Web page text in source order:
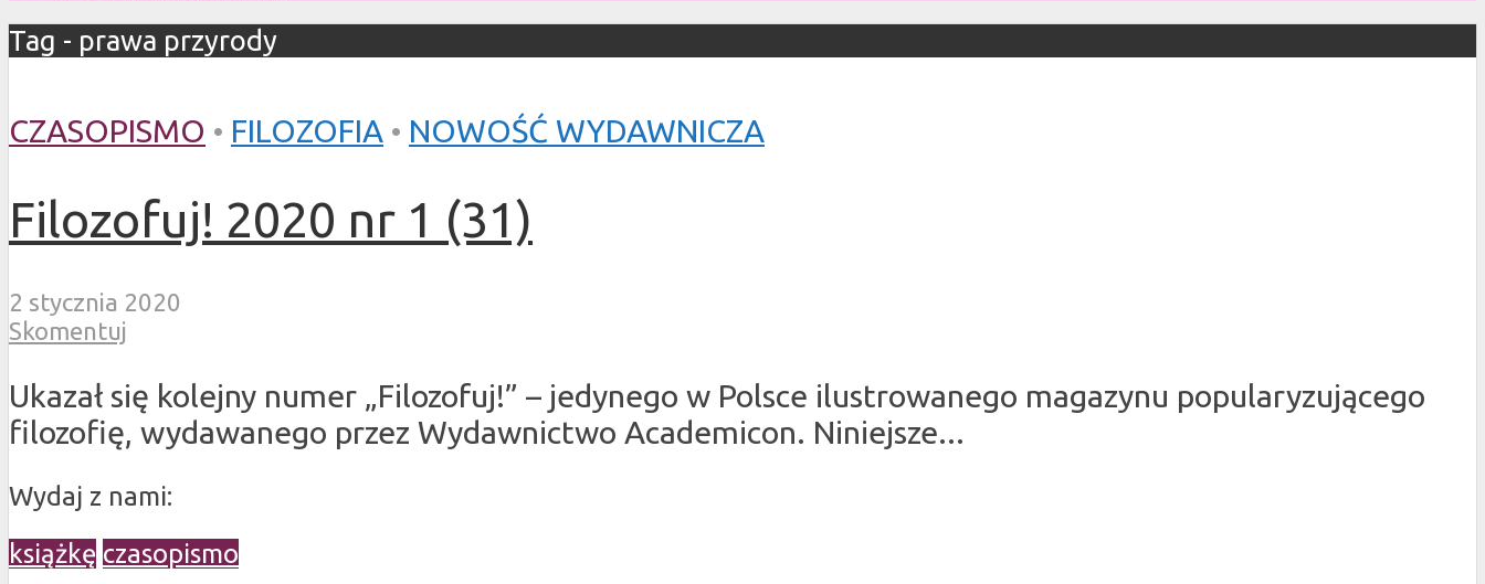
Tag - prawa przyrody
CZASOPISMO • FILOZOFIA • NOWOŚĆ WYDAWNICZA
Filozofuj! 2020 nr 1 (31)
2 stycznia 2020
Skomentuj
Ukazał się kolejny numer „Filozofuj!” – jedynego w Polsce ilustrowanego magazynu popularyzującego
filozofię, wydawanego przez Wydawnictwo Academicon. Niniejsze...
Wydaj z nami:
książkę czasopismo